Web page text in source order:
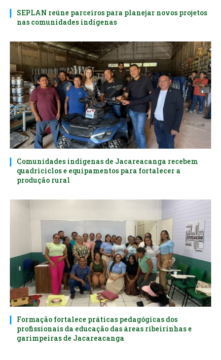
SEPLAN reúne parceiros para planejar novos projetos
nas comunidades indígenas
Comunidades indígenas de Jacareacanga recebem
quadriciclos e equipamentos para fortalecer a
produção rural
Formação fortalece práticas pedagógicas dos
profissionais da educação das áreas ribeirinhas e
garimpeiras de Jacareacanga